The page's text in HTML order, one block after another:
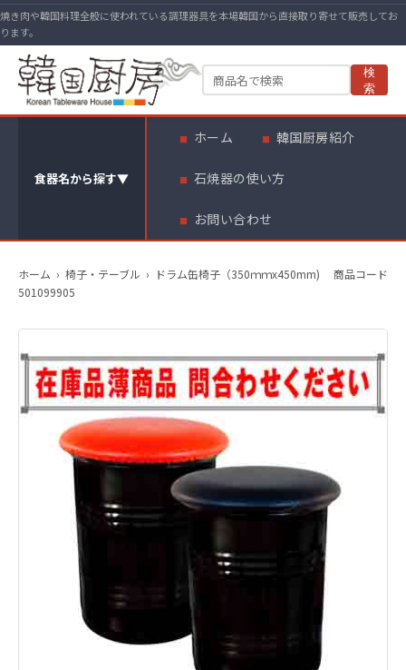
焼き肉や韓国料理全般に使われている調理器具を本場韓国から直接取り寄せて販売してお
ります。
検
索
食器名から探す▼
ホーム 韓国厨房紹介
石焼器の使い方
お問い合わせ
ホーム › 椅子・テーブル › ドラム缶椅子（350ｍｍx450mm) 商品コード
501099905